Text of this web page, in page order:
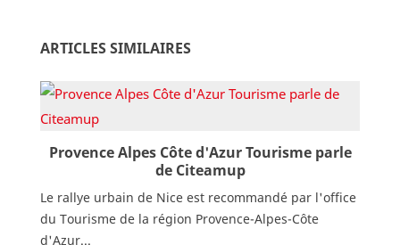
ARTICLES SIMILAIRES
Provence Alpes Côte d'Azur Tourisme parle
de Citeamup
Le rallye urbain de Nice est recommandé par l'office
du Tourisme de la région Provence-Alpes-Côte
d'Azur...